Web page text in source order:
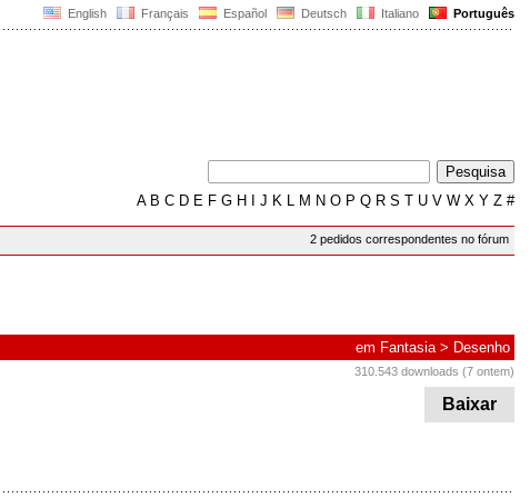
English Français Español Deutsch Italiano Português
AB C D E F G H J K L M N O P Q R S T U V W X Y Z #
2 pedidos correspondentes no fórum
em Fantasia> Desenho
310.543 downloads (7 ontem)
Baixar